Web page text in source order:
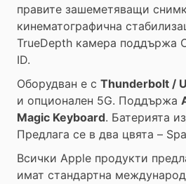
правите зашеметяващи
кинематографична
TrueDepth камера поддържа
ID.
Оборудван е с Thunderbolt /
и опционален 5G. Поддържа
Magic Keyboard. Батерията
Предлага се в два цвята –
Всички Apple продукти
имат стандартна